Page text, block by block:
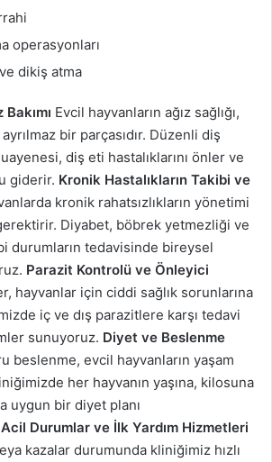
operasyonları
dikiş atma
Bakımı Evcil hayvanların ağız sağlığı,
bir parçasıdır. Düzenli diş
diş eti hastalıklarını önler ve
giderir. Kronik Hastalıkların Takibi ve
kronik rahatsızlıkların yönetimi
Diyabet, böbrek yetmezliği ve
durumların tedavisinde bireysel
Parazit Kontrolü ve Önleyici
hayvanlar için ciddi sağlık sorunlarına
iç ve dış parazitlere karşı tedavi
sunuyoruz. Diyet ve Beslenme
beslenme, evcil hayvanların yaşam
her hayvanın yaşına, kilosuna
uygun bir diyet planı
Acil Durumlar ve İlk Yardım Hizmetleri
kazalar durumunda kliniğimiz hızlı